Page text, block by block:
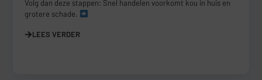
Volg dan deze stappen: Snel handelen voorkomt kou in huis en
grotere schade.
LEES VERDER